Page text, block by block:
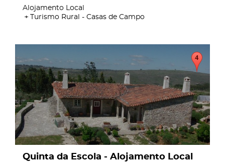
Alojamento Local
Turismo Rural - Casas de Campo
Quinta da Escola - Alojamento Local